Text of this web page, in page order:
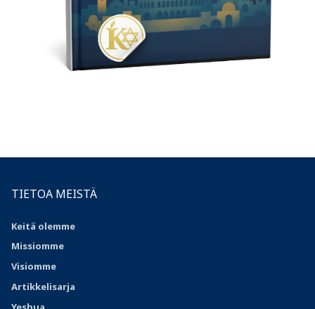
TIETOA MEISTÄ
Keitä olemme
Missiomme
Visiomme
Artikkelisarja